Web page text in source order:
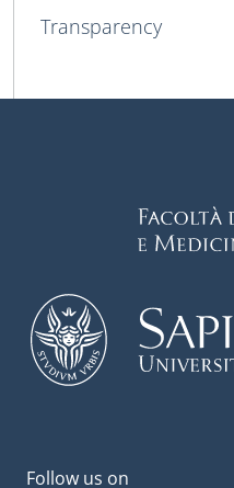
Transparency
Follow us on